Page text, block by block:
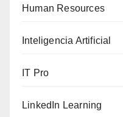
Human Resources
Inteligencia Artificial
IT Pro
LinkedIn Learning